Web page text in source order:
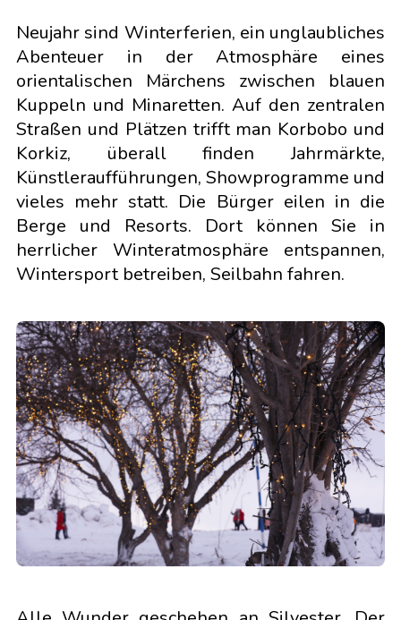
Neujahr sind Winterferien, ein unglaubliches
Abenteuer in der Atmosphäre eines
orientalischen Märchens zwischen blauen
Kuppeln und Minaretten. Auf den zentralen
Straßen und Plätzen trifft man Korbobo und
Korkiz, überall finden Jahrmärkte,
Künstleraufführungen, Showprogramme und
vieles mehr statt. Die Bürger eilen in die
Berge und Resorts. Dort können Sie in
herrlicher Winteratmosphäre entspannen,
Wintersport betreiben, Seilbahn fahren.